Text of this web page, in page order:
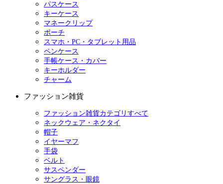
パスケース
キーケース
マネークリップ
ポーチ
スマホ・PC・タブレット用品
ペンケース
手帳ケース・カバー
キーホルダー
チャーム
ファッション雑貨
ファッション雑貨カテゴリすべて
ネックウェア・ネクタイ
帽子
イヤーマフ
手袋
ベルト
サスペンダー
サングラス・眼鏡